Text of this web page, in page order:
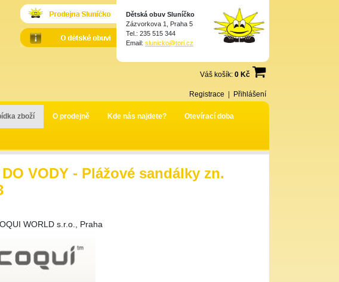
Dětská obuv Sluníčko
Zázvorkova 1, Praha 5
Tel.: 235 515 344
Email: slunicko@tori.cz
Váš košík: 0 Kč
Registrace Přihlášení
zboží O prodejně Kde nás najdete? Otevírací doba
VODY - Plážové sandálky zn.
WORLD s.r.o., Praha